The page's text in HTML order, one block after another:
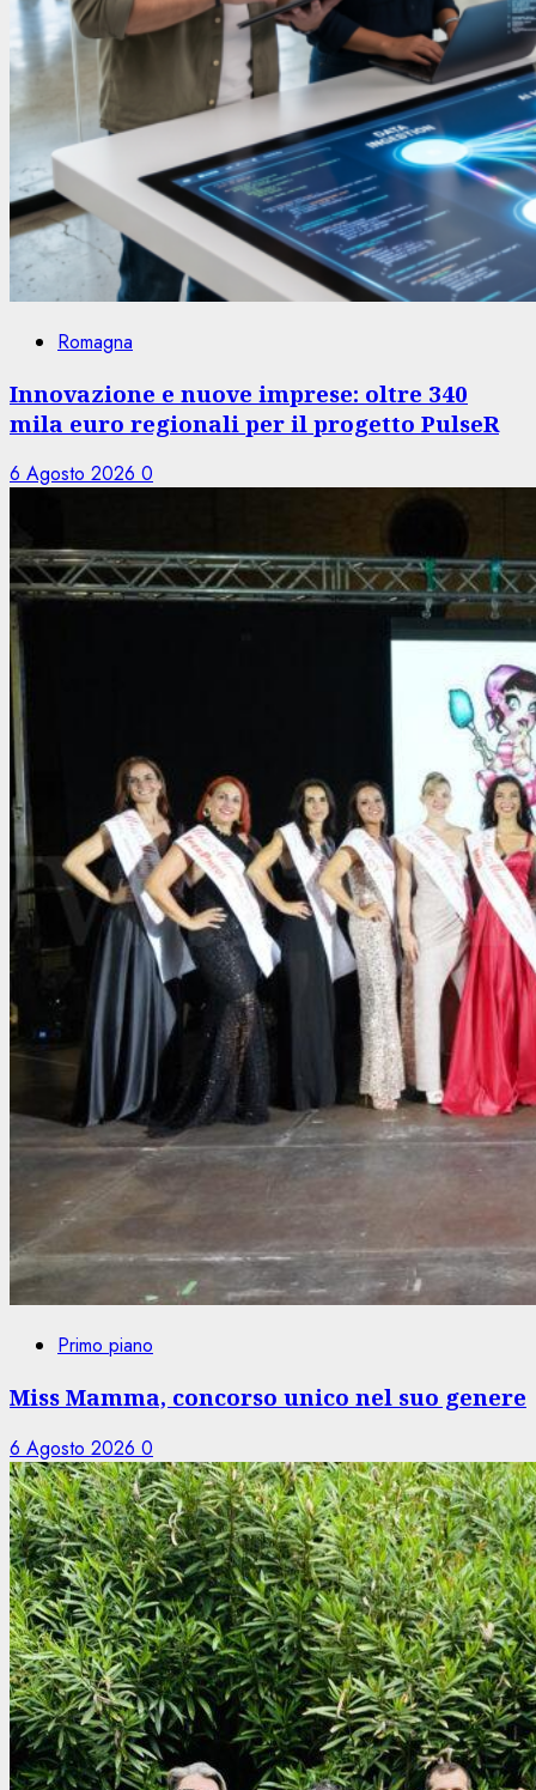
Romagna
Innovazione e nuove imprese: oltre 340
mila euro regionali per il progetto PulseR
6 Agosto 2026 0
Primo piano
Miss Mamma, concorso unico nel suo genere
6 Agosto 2026 0